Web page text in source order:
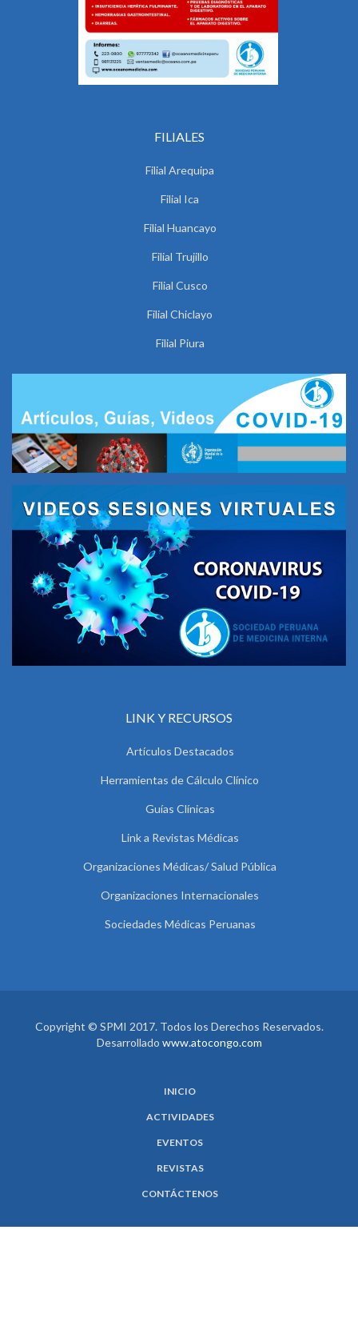
FILIALES
Filial Arequipa
Filial Ica
Filial Huancayo
Filial Trujillo
Filial Cusco
Filial Chiclayo
Filial Piura
LINK Y RECURSOS
Artículos Destacados
Herramientas de Cálculo Clínico
Guías Clínicas
Link a Revistas Médicas
Organizaciones Médicas/ Salud Pública
Organizaciones Internacionales
Sociedades Médicas Peruanas
Copyright © SPMI 2017. Todos los Derechos Reservados.
Desarrollado www.atocongo.com
INICIO
ACTIVIDADES
EVENTOS
REVISTAS
CONTÁCTENOS